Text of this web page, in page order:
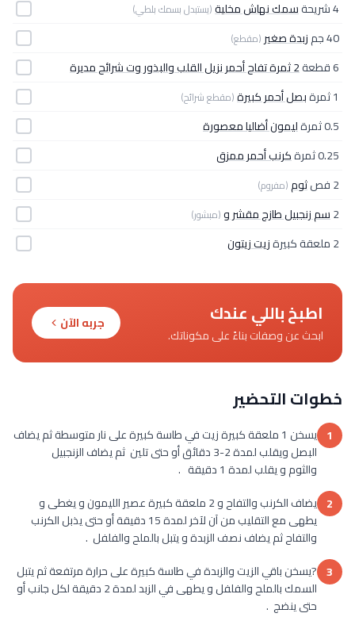
4 شريحة سمك نهاش مخلية(يستبدل بسمك بلطي)
40 جم زبدة صغير (مقطع)
6 قطعة
2 ثمرة تفاح أحمر نزيل القلب والبذور وت شرائح مديرة
1 ثمرة
بصل أحمر كبيرة(مقطع شرائح)
0.5 ثمرة
ليمون أضاليا معصورة
0.25 ثمرة
كرنب أحمر ممزق
2 فص
ثوم(مفروم)
2سم زنجبيل طازج مقشر و(مبشور)
2 ملعقة كبيرة زيت زيتون
اطبخ باللي عندك
ابحث عن وصفات بناءً على مكوناتك.
جربه الآن
خطوات التحضير
1
يسخن 1 ملعقة كبيرة زيت في طاسة كبيرة على نار متوسطة ثم يضاف
البصل ويقلب لمدة 2-3 دقائق أو حتى تلين ثم يضاف الزنجبيل
والثوم و يقلب لمدة 1 دقيقة .
2
يضاف الكرنب والتفاح و 2 ملعقة كبيرة عصير الليمون و يغطى و
يطهى مع التقليب من آن لآخر لمدة 15 دقيقة أو حتى يذبل الكرنب
والتفاح ثم يضاف نصف الزبدة و يتبل بالملح والفلفل .
3 ?يسخن باقي الزيت والزبدة في طاسة كبيرة على حرارة مرتفعة ثم يتبل
السمك بالملح والفلفل و يطهى في الزبد لمدة 2 دقيقة لكل جانب أو
حتى ينضج .